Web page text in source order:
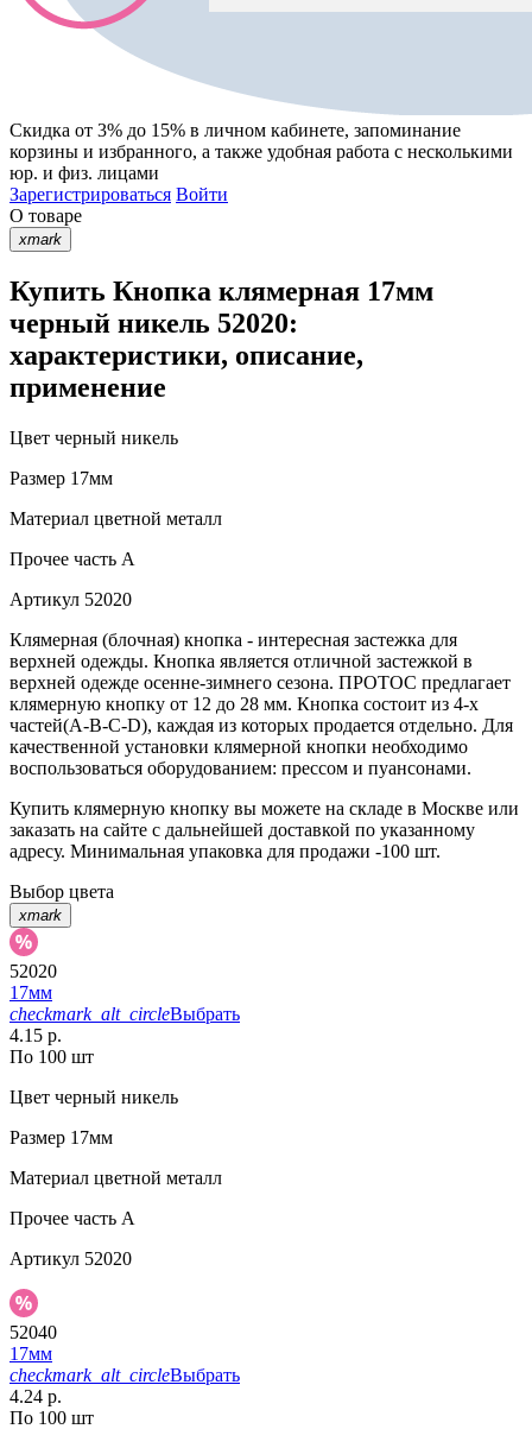
Скидка от 3% до 15% в личном кабинете, запоминание
корзины и избранного, а также удобная работа с несколькими
юр. и физ. лицами
Зарегистрироваться Войти
О товаре
xmark
Купить Кнопка клямерная 17мм
черный никель 52020:
характеристики, описание,
применение
Цвет черный никель
Размер 17мм
Материал цветной металл
Прочее часть A
Артикул 52020
Клямерная (блочная) кнопка - интересная застежка для
верхней одежды. Кнопка является отличной застежкой в
верхней одежде осенне-зимнего сезона. ПРОТОС предлагает
клямерную кнопку от 12 до 28 мм. Кнопка состоит из 4-х
частей(А-В-С-D), каждая из которых продается отдельно. Для
качественной установки клямерной кнопки необходимо
воспользоваться оборудованием: прессом и пуансонами.
Купить клямерную кнопку вы можете на складе в Москве или
заказать на сайте с дальнейшей доставкой по указанному
адресу. Минимальная упаковка для продажи -100 шт.
Выбор цвета
xmark
52020
17мм
checkmark_alt_circleВыбрать
4.15 р.
По 100 шт
Цвет черный никель
Размер 17мм
Материал цветной металл
Прочее часть A
Артикул 52020
52040
17мм
checkmark_alt_circleВыбрать
4.24 р.
По 100 шт